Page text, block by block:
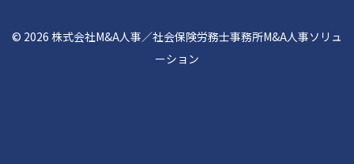
© 2026 株式会社M&A人事／社会保険労務士事務所M&A人事ソリュ
ーション